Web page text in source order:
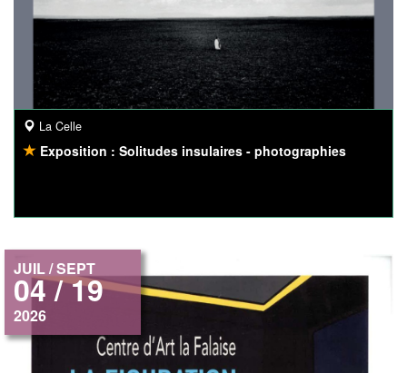
La Celle
Exposition : Solitudes insulaires - photographies
JUIL / SEPT
04 / 19
2026